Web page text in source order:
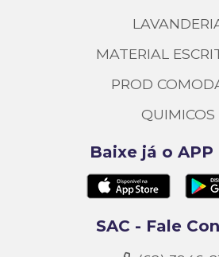
MATERIAL
PROD
QUIMICOS
Baixe já o APP
SAC - Fale